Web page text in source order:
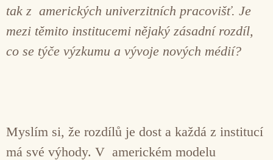
tak z amerických univerzitních pracovišť. Je
mezi těmito institucemi nějaký zásadní rozdíl,
co se týče výzkumu a vývoje nových médií?
Myslím si, že rozdílů je dost a každá z institucí
má své výhody. V americkém modelu